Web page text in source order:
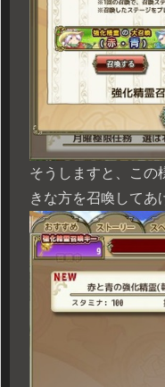
そうしますと、この
きな方を召喚してあ